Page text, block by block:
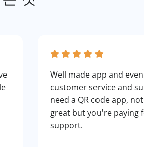
Well made app and
customer service and
need a QR code app,
great but you're paying
support.